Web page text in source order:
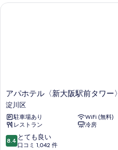
す
す
表
示
す
る
詳
ン
煙
室
の
す
べ
ネ
煙
ア
パ
ホ
テ
ル
〈新
大
アパホテル〈新大阪駅前タワー〉
淀川区
駐車場あり
WiFi (無料)
レストラン
冷房
10
段
8.4 とても良い
口コミ 1,042 件
アパホテル〈新大阪駅前タワー〉